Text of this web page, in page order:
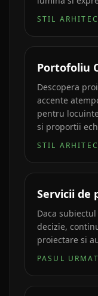
STIL
Portofoliu
Descopera
accente
pentru
si proportii
STIL
Servicii de
Daca
decizie,
proiectare si
PASUL